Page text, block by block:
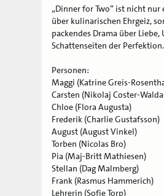
„Dinner for Two“ ist nicht nur
über kulinarischen Ehrgeiz,
packendes Drama über
Schattenseiten der Perfektion.
Personen:
Maggi (Katrine Greis-
Carsten (Nikolaj Coster-
Chloe (Flora Augusta)
Frederik (Charlie Gustafsson)
August (August Vinkel)
Torben (Nicolas Bro)
Pia (Maj-Britt Mathiesen)
Stellan (Dag Malmberg)
Frank (Rasmus Hammerich)
Lehrerin (Sofie Torp)